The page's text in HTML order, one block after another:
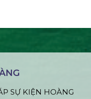
SỰ KIỆN HOÀNG